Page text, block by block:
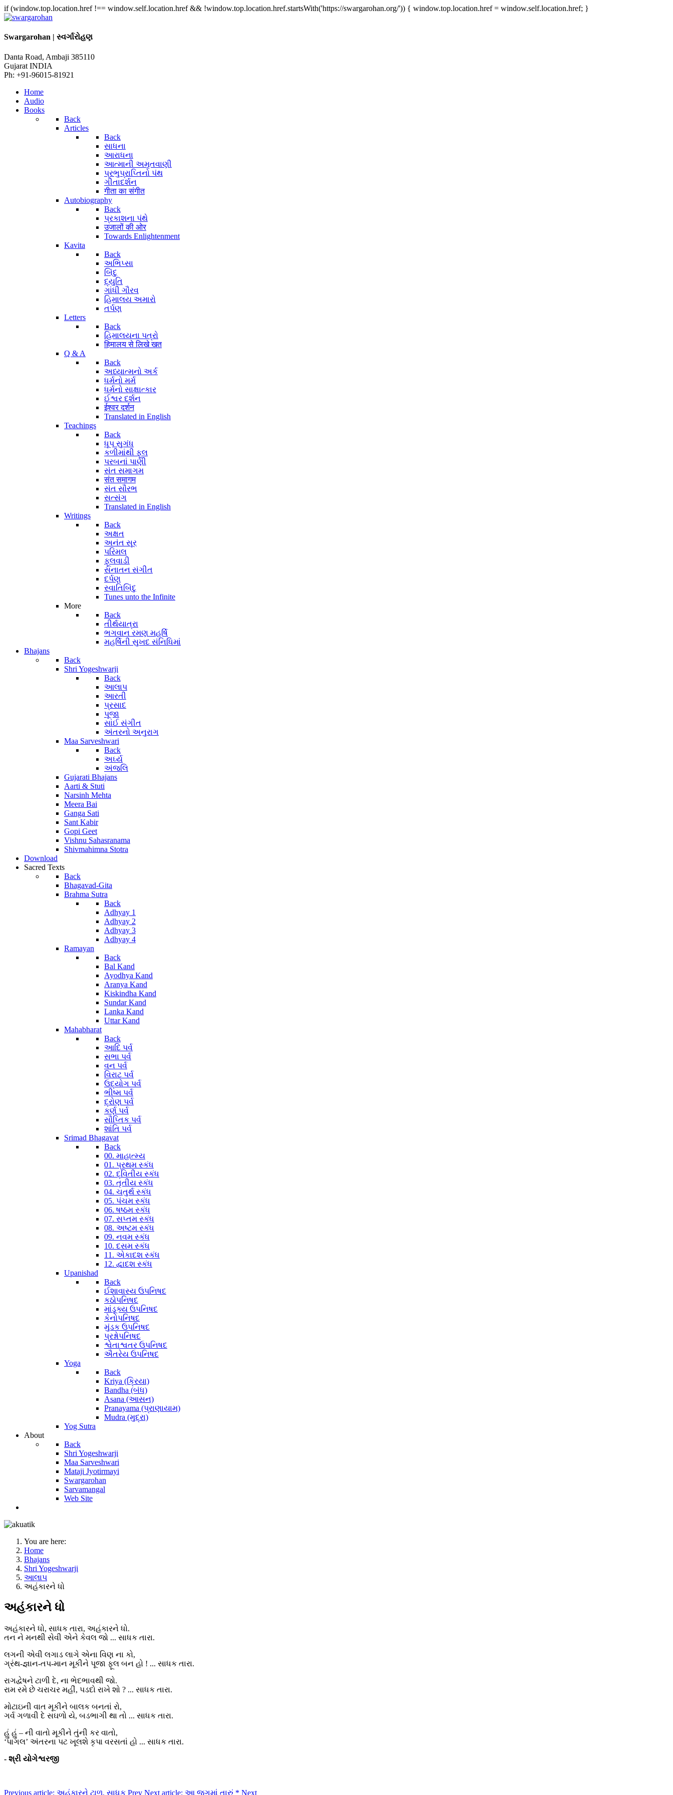
if (window.top.location.href !== window.self.location.href && !window.top.location.href.startsWith('https://swargarohan.org/')) { window.top.location.href = window.self.location.href; }
Swargarohan | સ્વર્ગારોહણ
Danta Road, Ambaji 385110
Gujarat INDIA
Ph: +91-96015-81921
Home
Audio
Books
Back
Articles
Back
સાધના
આરાધના
આત્માની અમૃતવાણી
પ્રભુપ્રાપ્તિનો પંથ
ગીતાદર્શન
गीता का संगीत
Autobiography
Back
પ્રકાશના પંથે
उजालों की ओर
Towards Enlightenment
Kavita
Back
અભિપ્સા
બિંદુ
દ્યુતિ
ગાંધી ગૌરવ
હિમાલય અમારો
તર્પણ
Letters
Back
હિમાલયના પત્રો
हिमालय से लिखे खत
Q & A
Back
અધ્યાત્મનો અર્ક
ધર્મનો મર્મ
ધર્મનો સાક્ષાત્કાર
ઈશ્વર દર્શન
ईश्वर दर्शन
Translated in English
Teachings
Back
ધૂપ સુગંધ
કળીમાંથી ફૂલ
પરબનાં પાણી
સંત સમાગમ
संत समागम
સંત સૌરભ
સત્સંગ
Translated in English
Writings
Back
અક્ષત
અનંત સૂર
પરિમલ
ફૂલવાડી
સનાતન સંગીત
દર્પણ
સ્વાતિબિંદુ
Tunes unto the Infinite
More
Back
તીર્થયાત્રા
ભગવાન રમણ મહર્ષિ
મહર્ષિની સુખદ સંનિધિમાં
Bhajans
Back
Shri Yogeshwarji
Back
આલાપ
આરતી
પ્રસાદ
પૂજા
સાંઈ સંગીત
અંતરનો અનુરાગ
Maa Sarveshwari
Back
અર્ઘ્ય
અંજલિ
Gujarati Bhajans
Aarti & Stuti
Narsinh Mehta
Meera Bai
Ganga Sati
Sant Kabir
Gopi Geet
Vishnu Sahasranama
Shivmahimna Stotra
Download
Sacred Texts
Back
Bhagavad-Gita
Brahma Sutra
Back
Adhyay 1
Adhyay 2
Adhyay 3
Adhyay 4
Ramayan
Back
Bal Kand
Ayodhya Kand
Aranya Kand
Kiskindha Kand
Sundar Kand
Lanka Kand
Uttar Kand
Mahabharat
Back
આદિ પર્વ
સભા પર્વ
વન પર્વ
વિરાટ પર્વ
ઉદ્યોગ પર્વ
ભીષ્મ પર્વ
દ્રોણ પર્વ
કર્ણ પર્વ
સૌપ્તિક પર્વ
શાંતિ પર્વ
Srimad Bhagavat
Back
00. માહાત્મ્ય
01. પ્રથમ સ્કંધ
02. દ્વિતીય સ્કંધ
03. તૃતીય સ્કંધ
04. ચતુર્થ સ્કંધ
05. પંચમ સ્કંધ
06. ષષ્ઠમ સ્કંધ
07. સપ્તમ સ્કંધ
08. અષ્ટમ સ્કંધ
09. નવમ સ્કંધ
10. દસમ સ્કંધ
11. એકાદશ સ્કંધ
12. દ્વાદશ સ્કંધ
Upanishad
Back
ઈશાવાસ્ય ઉપનિષદ
કઠોપનિષદ
માંડૂક્ય ઉપનિષદ
કેનોપનિષદ
મુંડક ઉપનિષદ
પ્રશ્નોપનિષદ
શ્વેતાશ્વતર ઉપનિષદ
ઐતરેય ઉપનિષદ
Yoga
Back
Kriya (ક્રિયા)
Bandha (બંધ)
Asana (આસન)
Pranayama (પ્રાણાયામ)
Mudra (મુદ્રા)
Yog Sutra
About
Back
Shri Yogeshwarji
Maa Sarveshwari
Mataji Jyotirmayi
Swargarohan
Sarvamangal
Web Site
You are here:
Home
Bhajans
Shri Yogeshwarji
આલાપ
અહંકારને ધો
અહંકારને ધો
અહંકારને ધો, સાધક તારા, અહંકારને ધો.
તન ને મનથી સેવી એને કેવલ જો ... સાધક તારા.
લગની એવી લગાડ લાગે એના વિણ ના કો,
ગ્રંથ-જ્ઞાન-તપ-માન મૂકીને પૂજા ફૂલ બન હો ! ... સાધક તારા.
રાગદ્વેષને ટાળી દે, ના ભેદભાવથી જો.
રામ રમે છે ચરાચર મહીં, પડદો રાખે શો ? ... સાધક તારા.
મોટાઇની વાત મૂકીને બાલક બનતાં રો,
ગર્વ ગળાવી દે સઘળો યે, બડભાગી થા તો ... સાધક તારા.
હું હું – ની વાતો મૂકીને તુંની કર વાતો,
‘પાગલ’ અંતરના પટ ખૂલશે કૃપા વરસતાં હો ... સાધક તારા.
- શ્રી યોગેશ્વરજી
Previous article: અહંકારને ટાળ, સાધક Prev Next article: આ જગમાં તારું * Next